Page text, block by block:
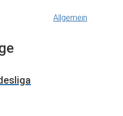
Allgemein